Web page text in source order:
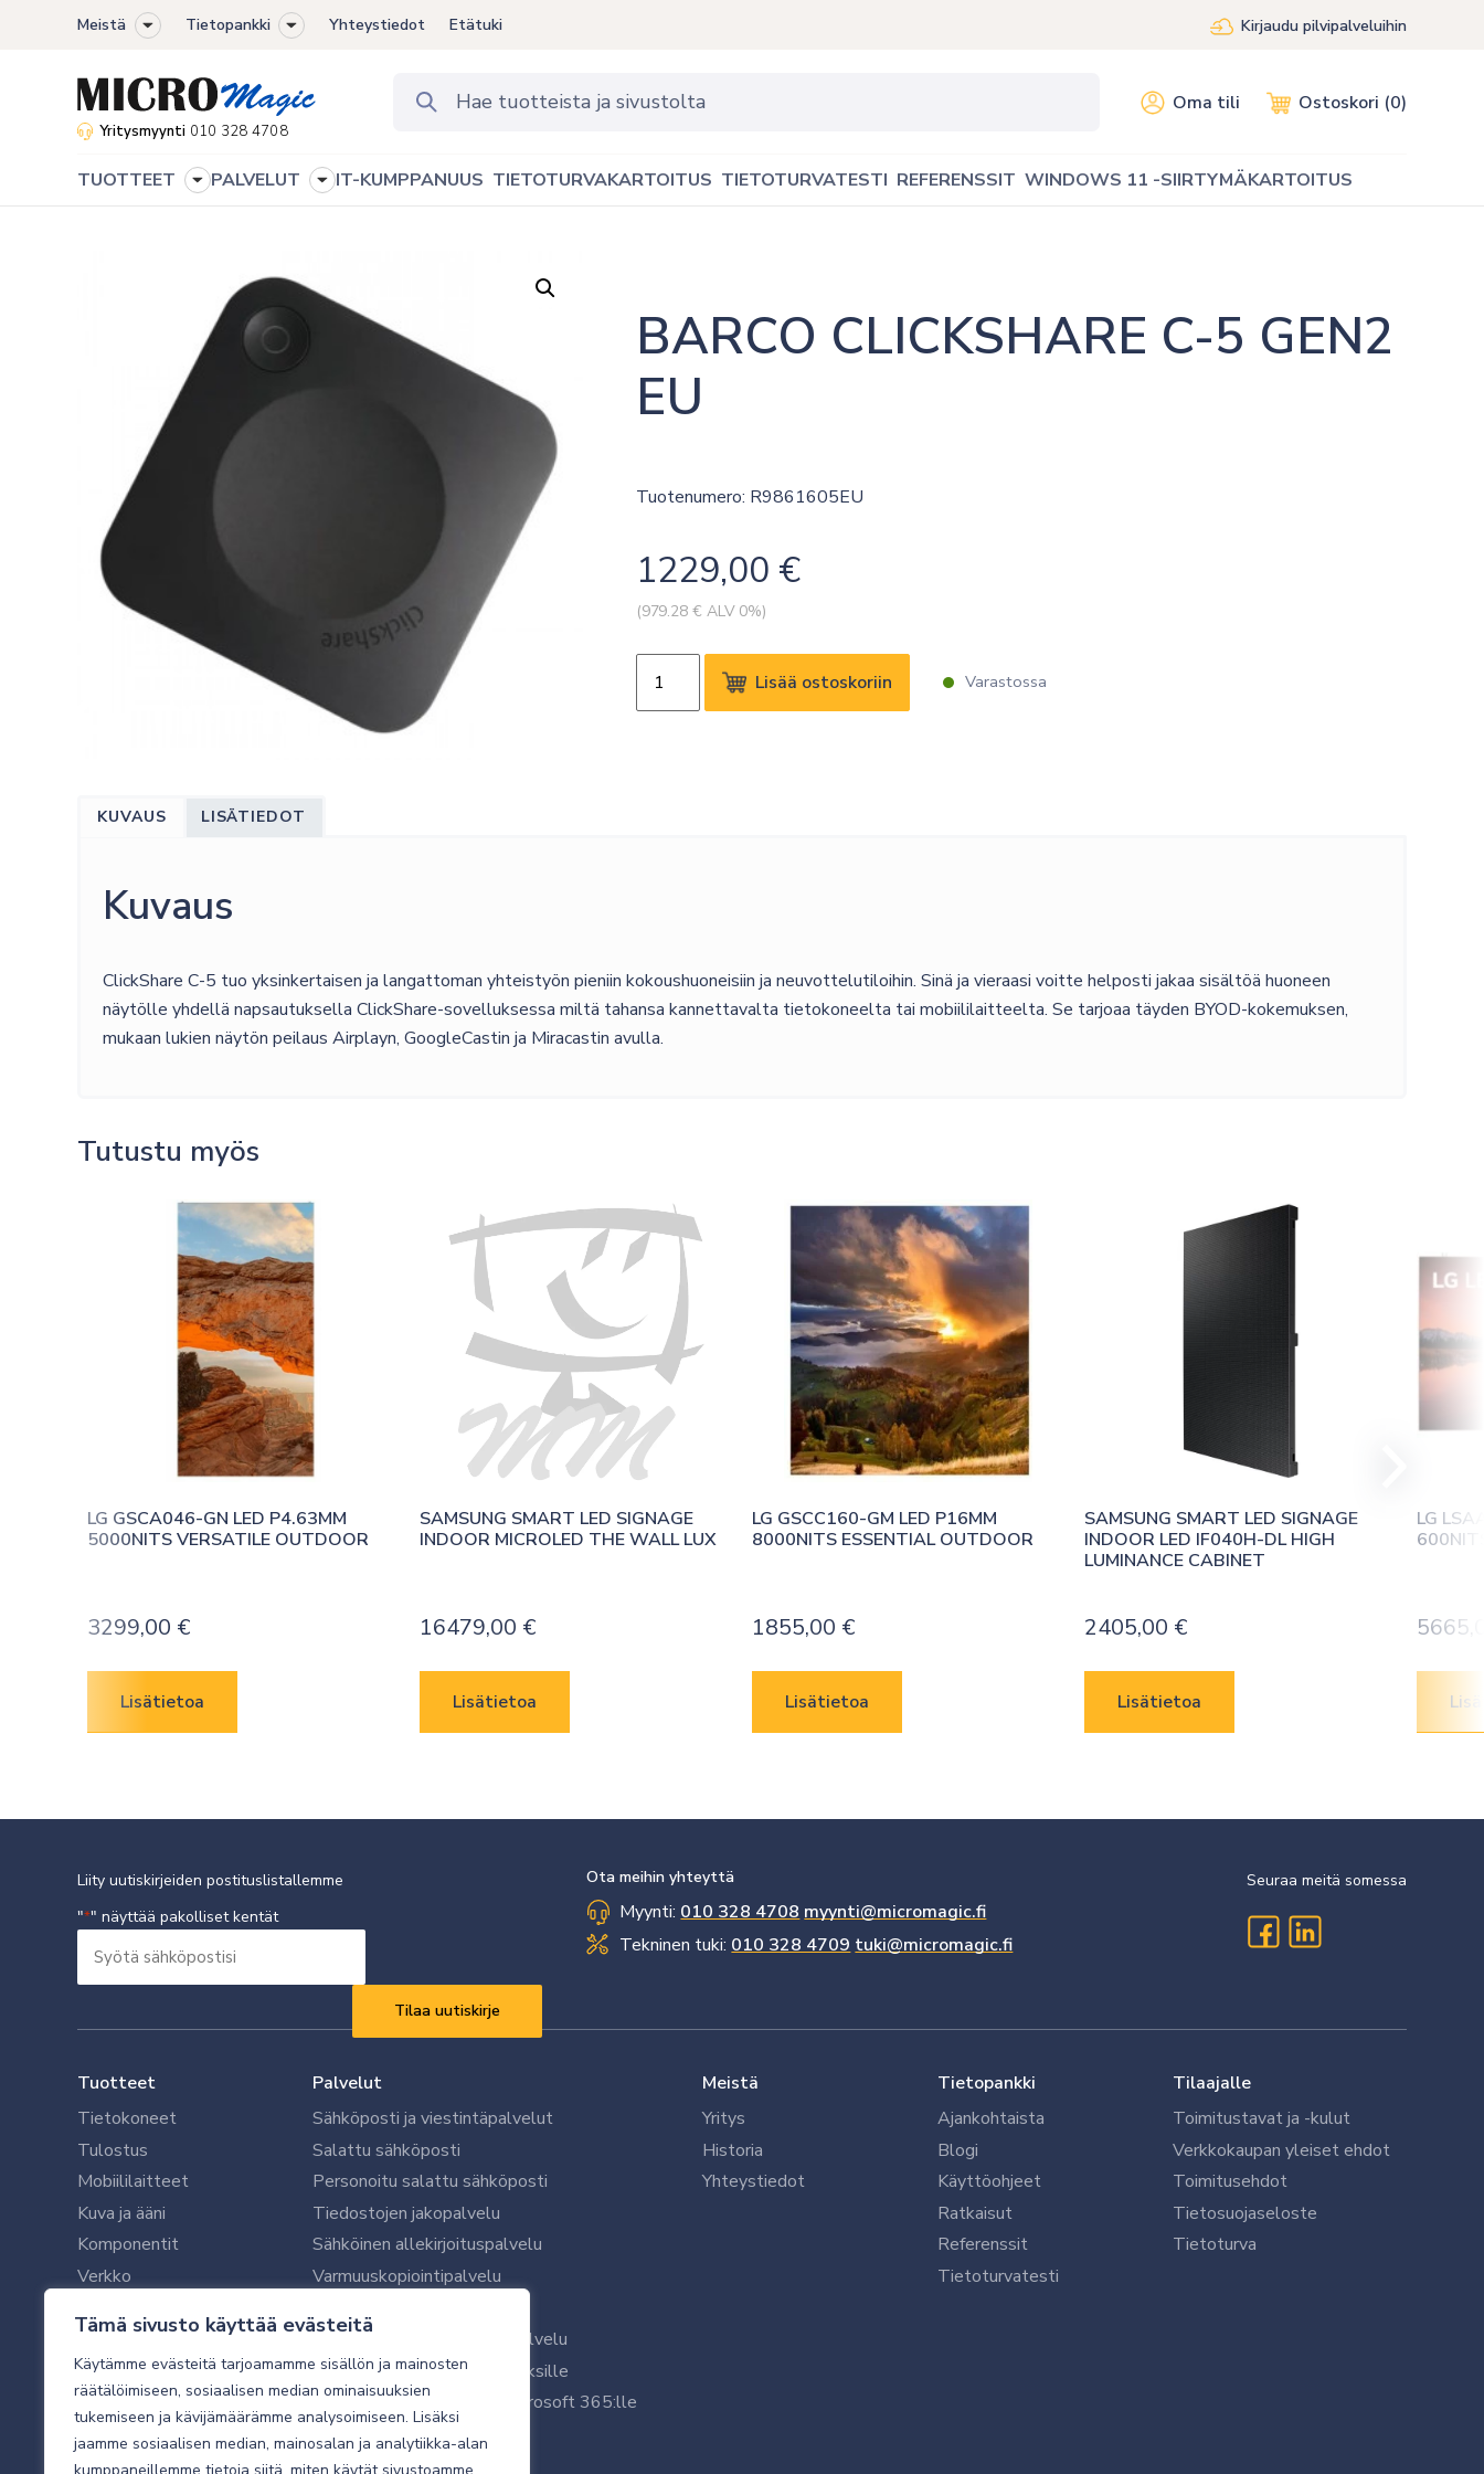
Tämä sivusto käyttää evästeitä
Käytämme evästeitä tarjoamamme sisällön ja mainosten
räätälöimiseen, sosiaalisen median ominaisuuksien
tukemiseen ja kävijämäärämme analysoimiseen. Lisäksi
jaamme sosiaalisen median, mainosalan ja analytiikka-alan
Meistä
Toggle
menu
Tietopankki
Toggle
menu
Yhteystiedot Etätuki Kirjaudu pilvipalveluihin
Yritysmyynti 010 328 4708
Oma tili Ostoskori (0)
TUOTTEET
Toggle
PALVELUT
Toggle
IT-KUMPPANUUS TIETOTURVAKARTOITUS TIETOTURVATESTI REFERENSSIT WINDOWS 11 -SIIRTYMÄKARTOITUS
BARCO CLICKSHARE C-5 GEN2
EU
Tuotenumero: R9861605EU
1229,00 €
(979.28 € ALV 0%)
Varastossa
CLICKSHARE
Lisää ostoskoriin
KUVAUS LISÄTIEDOT
Kuvaus
ClickShare C-5 tuo yksinkertaisen ja langattoman yhteistyön pieniin kokoushuoneisiin ja neuvottelutiloihin. Sinä ja vieraasi voitte helposti jakaa sisältöä huoneen
näytölle yhdellä napsautuksella ClickShare-sovelluksessa miltä tahansa kannettavalta tietokoneelta tai mobiililaitteelta. Se tarjoaa täyden BYOD-kokemuksen,
mukaan lukien näytön peilaus Airplayn, GoogleCastin ja Miracastin avulla.
Tutustu myös
LG GSCA046-GN LED P4.63MM
5000NITS VERSATILE OUTDOOR
3299,00 €
Lisätietoa
SAMSUNG SMART LED SIGNAGE
INDOOR MICROLED THE WALL LUX
16479,00 €
Lisätietoa
LG GSCC160-GM LED P16MM
8000NITS ESSENTIAL OUTDOOR
1855,00 €
Lisätietoa
SAMSUNG SMART LED SIGNAGE
INDOOR LED IF040H-DL HIGH
LUMINANCE CABINET
2405,00 €
Lisätietoa
LG
Liity uutiskirjeiden postituslistallemme
"*" näyttää pakolliset kentät
sähköpostisi
Ota meihin yhteyttä
Myynti: 010 328 4708 myynti@micromagic.fi
Tekninen tuki: 010 328 4709 tuki@micromagic.fi
Seuraa meitä somessa
Tuotteet
Tietokoneet
Tulostus
Mobiililaitteet
Kuva ja ääni
Komponentit
Verkko
Oheislaitteet
Palvelut
Sähköposti ja viestintäpalvelut
Salattu sähköposti
Personoitu salattu sähköposti
Tiedostojen jakopalvelu
Sähköinen allekirjoituspalvelu
Varmuuskopiointipalvelu
Microsoft 365 -varmistuspalvelu
WithSecure tietoturva yrityksille
WithSecuren tietoturva Microsoft 365:lle
Käyttäjätukipalvelu
Tietoturvakartoitus
Meistä
Yritys
Historia
Yhteystiedot
Tietopankki
Ajankohtaista
Blogi
Käyttöohjeet
Ratkaisut
Referenssit
Tietoturvatesti
Tilaajalle
Toimitustavat ja -kulut
Verkkokaupan yleiset ehdot
Toimitusehdot
Tietosuojaseloste
Tietoturva